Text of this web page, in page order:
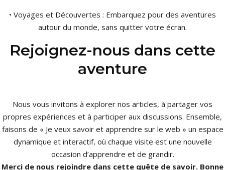
• Voyages et Découvertes : Embarquez pour des aventures
autour du monde, sans quitter votre écran.
Rejoignez-nous dans cette
aventure
Nous vous invitons à explorer nos articles, à partager vos
propres expériences et à participer aux discussions. Ensemble,
faisons de « Je veux savoir et apprendre sur le web » un espace
dynamique et interactif, où chaque visite est une nouvelle
occasion d’apprendre et de grandir.
Merci de nous rejoindre dans cette quête de savoir. Bonne